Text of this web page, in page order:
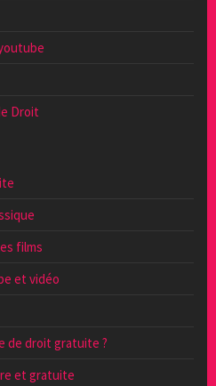
Droit
films
et vidéo
de droit gratuite ?
et gratuite